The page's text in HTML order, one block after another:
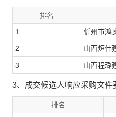
排名
1 忻州市鸿
2 山西烜伟
3 山西程璐
3、成交候选人响应采购文件
排名